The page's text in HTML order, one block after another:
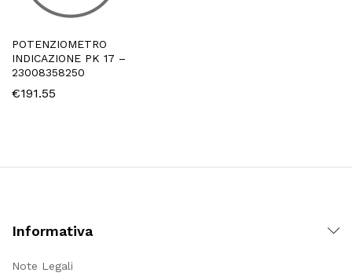
POTENZIOMETRO
INDICAZIONE PK 17 –
23008358250
€191.55
Informativa
Note Legali